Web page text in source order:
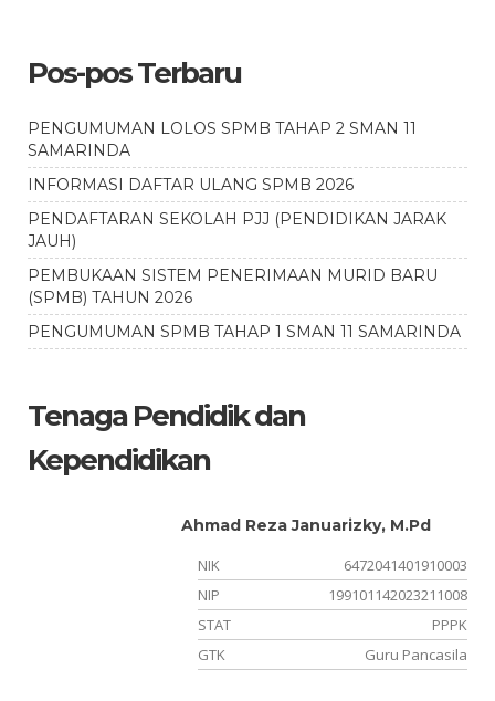
Pos-pos Terbaru
PENGUMUMAN LOLOS SPMB TAHAP 2 SMAN 11
SAMARINDA
INFORMASI DAFTAR ULANG SPMB 2026
PENDAFTARAN SEKOLAH PJJ (PENDIDIKAN JARAK
JAUH)
PEMBUKAAN SISTEM PENERIMAAN MURID BARU
(SPMB) TAHUN 2026
PENGUMUMAN SPMB TAHAP 1 SMAN 11 SAMARINDA
Tenaga Pendidik dan
Kependidikan
Ahmad Reza Januarizky, M.Pd
NIK
6472041401910003
NIP
199101142023211008
STAT
PPPK
GTK
Guru Pancasila